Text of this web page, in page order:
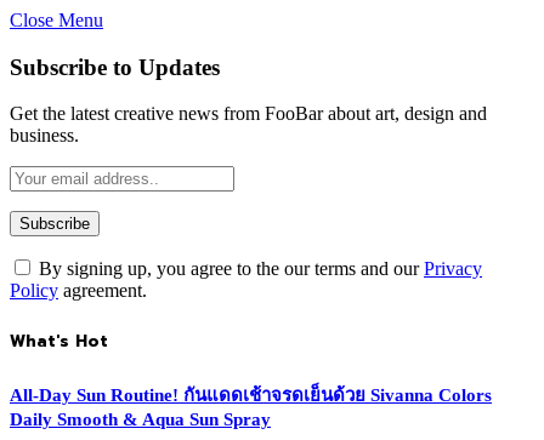
Close Menu
Subscribe to Updates
Get the latest creative news from FooBar about art, design and
business.
By signing up, you agree to the our terms and ourPrivacy
Policy agreement.
What's Hot
All-Day Sun Routine! กันแดดเช้าจรดเย็นด้วย Sivanna Colors
Daily Smooth & Aqua Sun Spray